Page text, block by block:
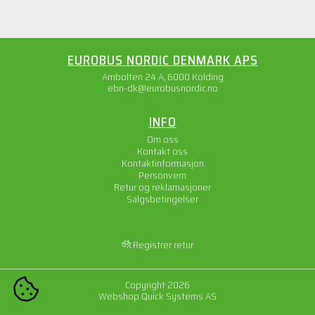
INFO
Om oss
Kontakt oss
Kontaktinformasjon
Personvern
Retur og reklamasjoner
Salgsbetingelser
EUROBUS NORDIC DENMARK APS
Ambolten 24 A, 6000 Kolding
ebn-dk@eurobusnordic.no
Registrer retur
Copyright 2026
Webshop Quick Systems AS
COOKIE-INNSTILLINGER